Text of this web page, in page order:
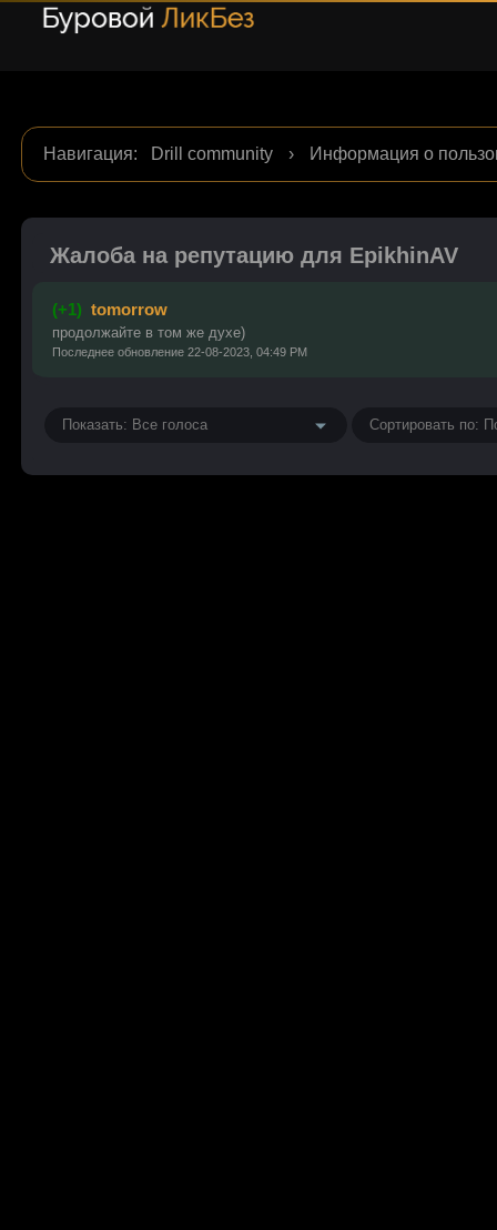
Навигация: Drill community › Информация о
Жалоба на репутацию для EpikhinAV
(+1) tomorrow
продолжайте в том же духе)
Последнее обновление 22-08-2023, 04:49 PM